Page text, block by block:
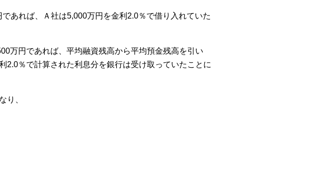
あれば、Ａ社は5,000万円を金利2.0％で借り入れていた
万円であれば、平均融資残高から平均預金残高を引い
2.0％で計算された利息分を銀行は受け取っていたことに
り、